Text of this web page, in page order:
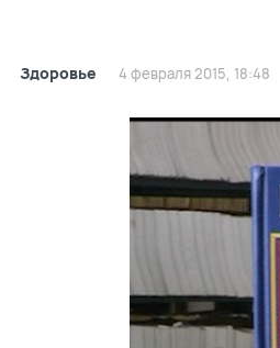
Здоровье 4 февраля 2015, 18:48